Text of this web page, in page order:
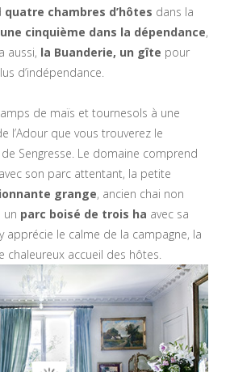
quatre chambres d’hôtes dans la
une cinquième dans la dépendance,
aussi, la Buanderie, un gîte pour
d’indépendance.
de maïs et tournesols à une
l’Adour que vous trouverez le
Sengresse. Le domaine comprend
son parc attentant, la petite
grange, ancien chai non
un parc boisé de trois ha avec sa
apprécie le calme de la campagne, la
chaleureux accueil des hôtes.